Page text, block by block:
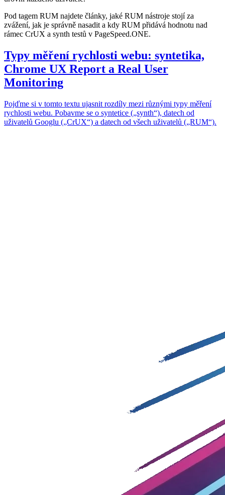
Pod tagem RUM najdete články, jaké RUM nástroje stojí za
zvážení, jak je správně nasadit a kdy RUM přidává hodnotu nad
rámec CrUX a synth testů v PageSpeed.ONE.
Typy měření rychlosti webu: syntetika,
Chrome UX Report a Real User
Monitoring
Pojďme si v tomto textu ujasnit rozdíly mezi různými typy měření
rychlosti webu. Pobavme se o syntetice („synth“), datech od
uživatelů Googlu („CrUX“) a datech od všech uživatelů („RUM“).